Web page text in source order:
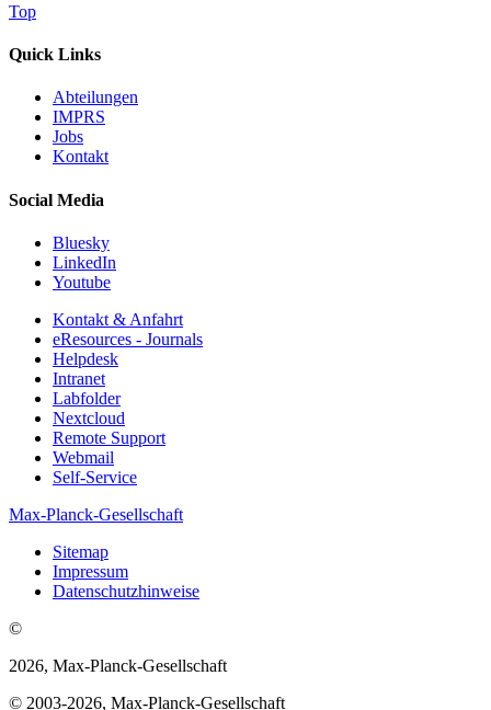
Top
Quick Links
Abteilungen
IMPRS
Jobs
Kontakt
Social Media
Bluesky
LinkedIn
Youtube
Kontakt & Anfahrt
eResources - Journals
Helpdesk
Intranet
Labfolder
Nextcloud
Remote Support
Webmail
Self-Service
Max-Planck-Gesellschaft
Sitemap
Impressum
Datenschutzhinweise
©
2026, Max-Planck-Gesellschaft
© 2003-2026, Max-Planck-Gesellschaft